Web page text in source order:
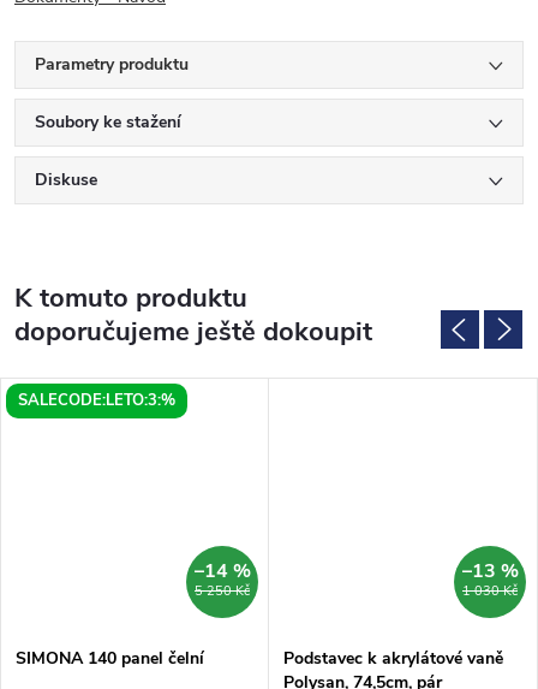
Parametry produktu
Soubory ke stažení
Diskuse
K tomuto produktu
doporučujeme ještě dokoupit
SALECODE:LETO:3:%
5 250 Kč
–14 %
SIMONA 140 panel čelní
1 030 Kč
–13 %
Podstavec k akrylátové vaně
Polysan, 74,5cm, pár